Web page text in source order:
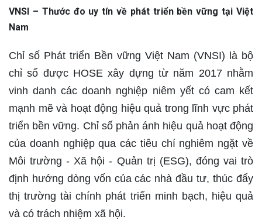
VNSI – Thước đo uy tín về phát triển bền vững tại Việt
Nam
Chỉ số Phát triển Bền vững Việt Nam (VNSI) là bộ
chỉ số được HOSE xây dựng từ năm 2017 nhằm
vinh danh các doanh nghiệp niêm yết có cam kết
mạnh mẽ và hoạt động hiệu quả trong lĩnh vực phát
triển bền vững. Chỉ số phản ánh hiệu quả hoạt động
của doanh nghiệp qua các tiêu chí nghiêm ngặt về
Môi trường - Xã hội - Quản trị (ESG), đóng vai trò
định hướng dòng vốn của các nhà đầu tư, thúc đẩy
thị trường tài chính phát triển minh bạch, hiệu quả
và có trách nhiệm xã hội.